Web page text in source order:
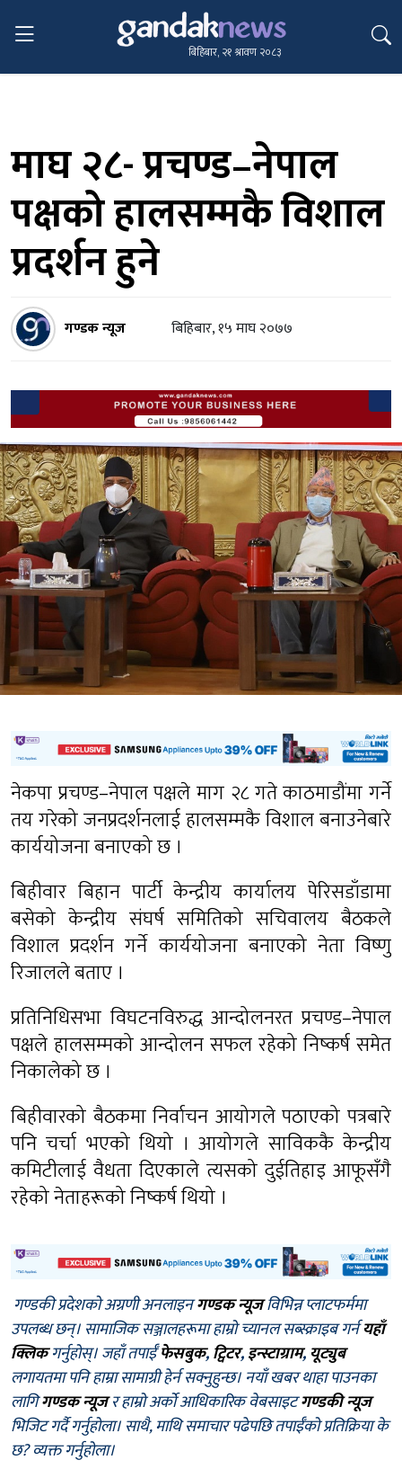
बिहिबार, २१ श्रावण २०८३
माघ २८- प्रचण्ड–नेपाल
पक्षको हालसम्मकै विशाल
प्रदर्शन हुने
गण्डक न्यूज बिहिबार, १५ माघ २०७७
नेकपा प्रचण्ड–नेपाल पक्षले माग २८ गते काठमाडौंमा गर्ने
तय गरेको जनप्रदर्शनलाई हालसम्मकै विशाल बनाउनेबारे
कार्ययोजना बनाएको छ ।
बिहीवार बिहान पार्टी केन्द्रीय कार्यालय पेरिसडाँडामा
बसेको केन्द्रीय संघर्ष समितिको सचिवालय बैठकले
विशाल प्रदर्शन गर्ने कार्ययोजना बनाएको नेता विष्णु
रिजालले बताए ।
प्रतिनिधिसभा विघटनविरुद्ध आन्दोलनरत प्रचण्ड–नेपाल
पक्षले हालसम्मको आन्दोलन सफल रहेको निष्कर्ष समेत
निकालेको छ ।
बिहीवारको बैठकमा निर्वाचन आयोगले पठाएको पत्रबारे
पनि चर्चा भएको थियो । आयोगले साविककै केन्द्रीय
कमिटीलाई वैधता दिएकाले त्यसको दुईतिहाइ आफूसँगै
रहेको नेताहरूको निष्कर्ष थियो ।
गण्डकी प्रदेशको अग्रणी अनलाइनगण्डक न्यूजविभिन्न प्लाटफर्ममा
उपलब्ध छन्। सामाजिक सञ्जालहरूमा हाम्रो च्यानल सब्स्क्राइब गर्नयहाँ
क्लिकगर्नुहोस्। जहाँ तपाईँफेसबुक,ट्विटर,इन्स्टाग्राम, यूट्युब
लगायतमा पनि हाम्रा सामाग्री हेर्न सक्नुहुन्छ। नयाँ खबर थाहा पाउनका
लागिगण्डक न्यूजर हाम्रो अर्को आधिकारिक वेबसाइटगण्डकी न्यूज
भिजिट गर्दै गर्नुहोला। साथै, माथि समाचार पढेपछि तपाईँको प्रतिक्रिया के
छ? व्यक्त गर्नुहोला।